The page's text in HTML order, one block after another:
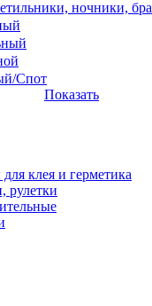
ночники, бра
Спот
Показать
клея и герметика
рулетки